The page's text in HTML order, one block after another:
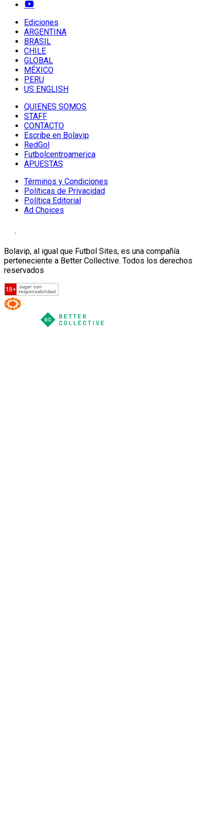
Ediciones
ARGENTINA
BRASIL
CHILE
GLOBAL
MÉXICO
PERU
US ENGLISH
QUIENES SOMOS
STAFF
CONTACTO
Escribe en Bolavip
RedGol
Futbolcentroamerica
APUESTAS
Términos y Condiciones
Políticas de Privacidad
Política Editorial
Ad Choices
Bolavip, al igual que Futbol Sites, es una compañía
perteneciente a Better Collective. Todos los derechos
reservados